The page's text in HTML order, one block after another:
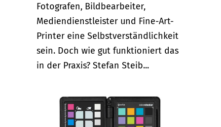
Fotografen, Bildbearbeiter,
Mediendienstleister und Fine-Art-
Printer eine Selbstverständlichkeit
sein. Doch wie gut funktioniert das
in der Praxis? Stefan Steib...